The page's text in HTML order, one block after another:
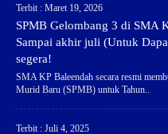
Terbit : Maret 19, 2026
SPMB Gelombang 3 di SMA
Sampai akhir juli (Untuk
segera!
SMA KP Baleendah secara resmi
Murid Baru (SPMB) untuk Tahun..
Terbit : Juli 4, 2025